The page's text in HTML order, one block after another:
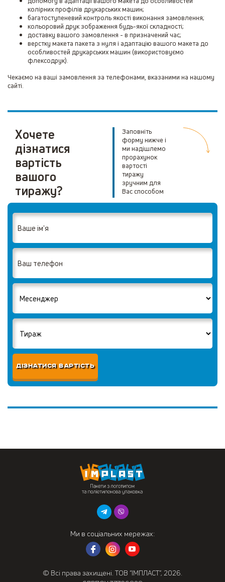
колірних профілів друкарських машин;
багатоступеневий контроль якості виконання замовлення;
кольоровий друк зображення будь-якої складності;
доставку вашого замовлення - в призначений час;
верстку макета пакета з нуля і адаптацію вашого макета до
особливостей друкарських машин (використовуємо
флексодрук).
Чекаємо на ваші замовлення за телефонами, вказаними на нашому
сайті.
Хочете
дізнатися
вартість
вашого
тиражу?
Заповніть
форму нижче і
ми надішлемо
прорахунок
вартості
тиражу
зручним для
Вас способом
ДІЗНАТИСЯ ВАРТІСТЬ
Ми в соціальних мережах:
© Всі права захищені. ТОВ “ІМПЛАСТ”, 2026.